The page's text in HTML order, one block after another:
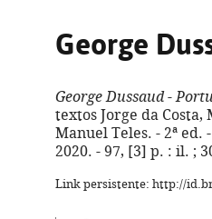
George
George Dussaud -
textos Jorge da Costa,
Manuel Teles. - 2ª ed.
2020. - 97, [3] p. : il. ;
Link persistente: http://